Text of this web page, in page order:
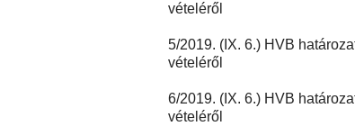
vételéről
5/2019. (IX. 6.) HVB
vételéről
6/2019. (IX. 6.) HVB
vételéről